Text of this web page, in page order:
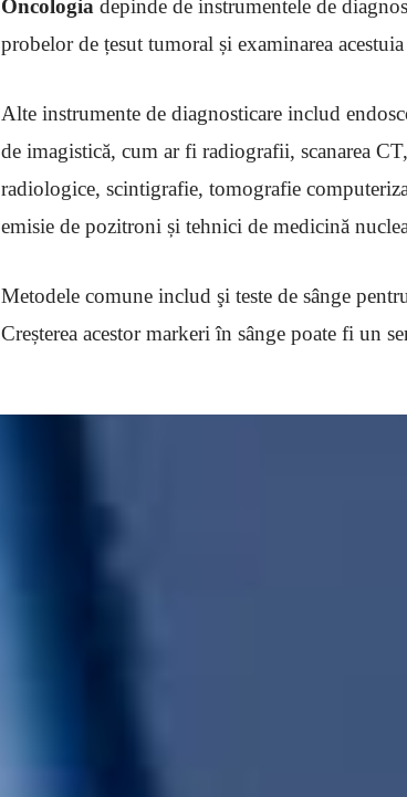
Oncologiadepinde de instrumentele de
probelor de țesut tumoral și examinarea
Alte instrumente de diagnosticare includ
de imagistică, cum ar fi radiografii, scanarea
radiologice, scintigrafie, tomografie
emisie de pozitroni și tehnici de medicină
Metodele comune includ şi teste de sânge pentru
Creșterea acestor markeri în sânge poate fi un